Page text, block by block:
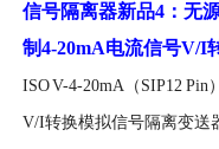
信号隔离器新品4：无
制4-20mA电流信号V/I
ISO V-4-20mA（SIP12 Pin
V/I转换模拟信号隔离变送